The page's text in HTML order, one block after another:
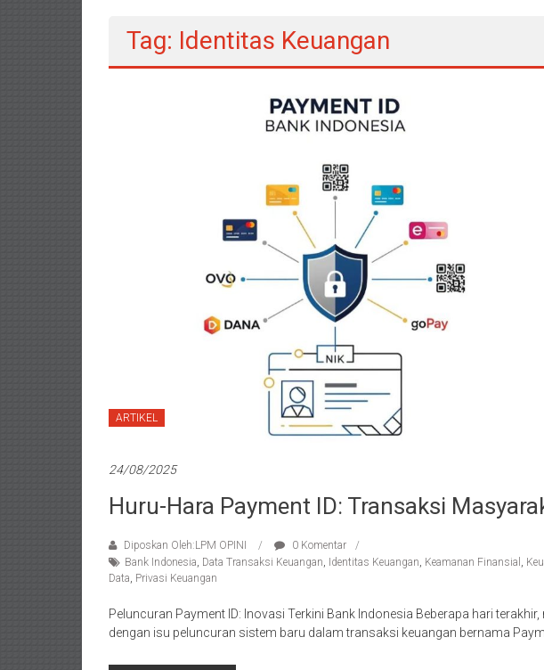
Tag: Identitas Keuangan
ARTIKEL
24/08/2025
Huru-Hara Payment ID: Transaksi
Diposkan Oleh:LPM OPINI
0 Komentar
Bank Indonesia, Data Transaksi Keuangan, Identitas Keuangan, Keamanan Finansial ,
Data, Privasi Keuangan
Peluncuran Payment ID: Inovasi Terkini Bank Indonesia Beberapa hari
dengan isu peluncuran sistem baru dalam transaksi keuangan bernama